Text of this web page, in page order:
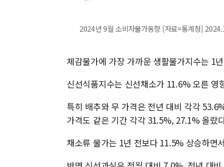
2024년 9월 소비자물가동향 [자료=통계청]
체감물가에 가장 가까운 생활물가지수는 1
신선식품지수는 신선채소가 11.6% 오른
특히 배추와 무 가격은 전년 대비 각각
가격도 같은 기간 각각 31.5%, 27.1% 올랐
채소류 물가는 1년 전보다 11.5% 상승하면